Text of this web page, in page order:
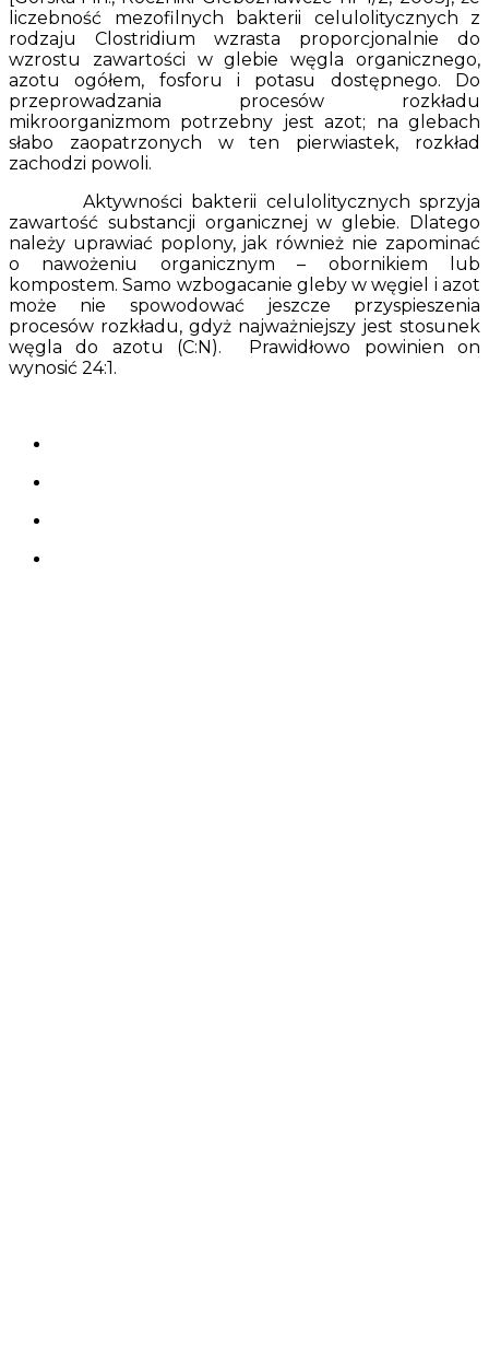
liczebność mezofilnych bakterii celulolitycznych z
rodzaju Clostridium wzrasta proporcjonalnie do
wzrostu zawartości w glebie węgla organicznego,
azotu ogółem, fosforu i potasu dostępnego. Do
przeprowadzania procesów rozkładu
mikroorganizmom potrzebny jest azot; na glebach
słabo zaopatrzonych w ten pierwiastek, rozkład
zachodzi powoli.
Aktywności bakterii celulolitycznych sprzyja
zawartość substancji organicznej w glebie. Dlatego
należy uprawiać poplony, jak również nie zapominać
o nawożeniu organicznym – obornikiem lub
kompostem. Samo wzbogacanie gleby w węgiel i azot
może nie spowodować jeszcze przyspieszenia
procesów rozkładu, gdyż najważniejszy jest stosunek
węgla do azotu (C:N). Prawidłowo powinien on
wynosić 24:1.